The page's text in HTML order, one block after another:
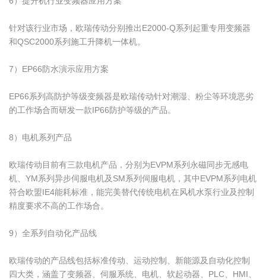
针对该行业市场，欧瑞传动分别推出E2000-Q系列起重专用变频器
和QSC2000系列施工升降机一体机。
7）EP66防水演示应用方案
EP66系列高防护等级变频器是欧瑞传动针对潮湿、粉尘等环境恶劣
的工作场合而研发一款IP66防护等级的产品。
8）电机系列产品
欧瑞传动目前有三款电机产品，分别为EVPM系列永磁同步无感电
机、YM系列异步伺服电机及SM系列伺服电机，其中EVPM系列电机
符合欧盟IE4能耗标准，能完美替代传统电机在风机水泵行业及控制
精度要求不高的工作场合。
9）全系列自动化产品线
欧瑞传动的产品线包括标准传动、运动控制、新能源及自动化控制
四大类，涵盖了变频器、伺服系统、电机、软起动器、PLC、HMI、